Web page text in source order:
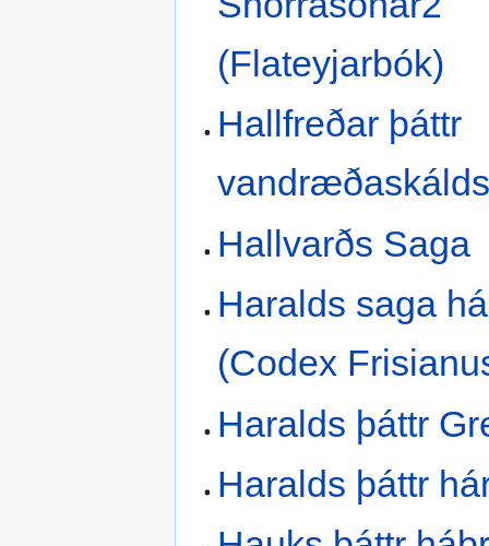
(Flateyjarbók)
Hallfreðar þáttr
Hallvarðs Saga
Haralds saga
(Codex
Haralds þáttr
Haralds þáttr